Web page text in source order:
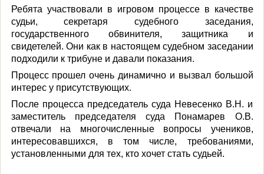
Ребята участвовали в игровом процессе в качестве
судьи, секретаря судебного заседания,
государственного обвинителя, защитника и
свидетелей. Они как в настоящем судебном заседании
подходили к трибуне и давали показания.
Процесс прошел очень динамично и вызвал большой
интерес у присутствующих.
После процесса председатель суда Невесенко В.Н. и
заместитель председателя суда Понамарев О.В.
отвечали на многочисленные вопросы учеников,
интересовавшихся, в том числе, требованиями,
установленными для тех, кто хочет стать судьей.